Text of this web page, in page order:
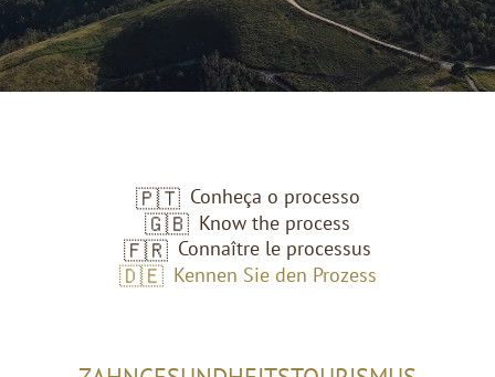
🇵🇹 Conheça o processo
🇬🇧 Know the process
🇫🇷 Connaître le processus
🇩🇪 Kennen Sie den Prozess